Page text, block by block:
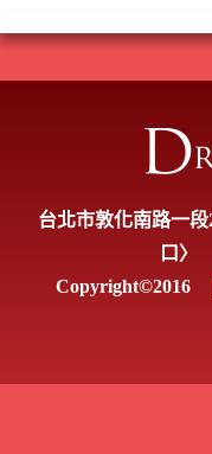
台北市敦化南路一
口〉
Copyright©2016